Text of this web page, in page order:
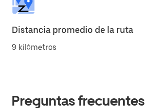
Distancia promedio de la ruta
9 kilómetros
Preguntas frecuentes